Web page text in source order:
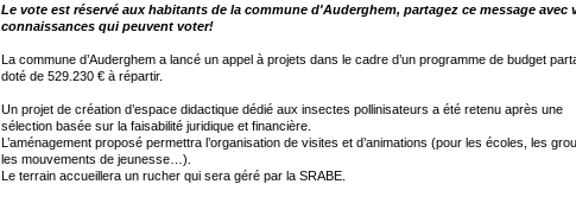
Le vote est réservé aux habitants de la commune d'Auderghem, partagez ce message avec
connaissances qui peuvent voter!
La commune d’Auderghem a lancé un appel à projets dans le cadre d’un programme de budget
doté de 529.230 € à répartir.
Un projet de création d’espace didactique dédié aux insectes pollinisateurs a été retenu après une
sélection basée sur la faisabilité juridique et financière.
L’aménagement proposé permettra l’organisation de visites et d’animations (pour les écoles, les
les mouvements de jeunesse…).
Le terrain accueillera un rucher qui sera géré par la SRABE.